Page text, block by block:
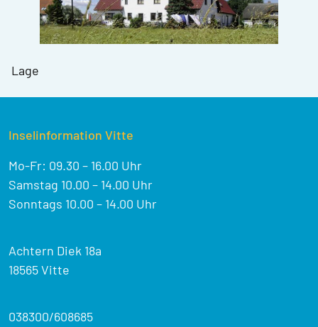
Lage
Inselinformation Vitte
Mo-Fr: 09.30 – 16.00 Uhr
Samstag 10.00 – 14.00 Uhr
Sonntags 10.00 – 14.00 Uhr
Achtern Diek 18a
18565 Vitte
038300/608685